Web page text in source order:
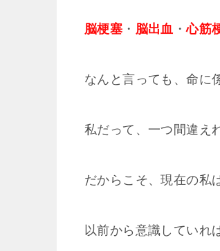
脳梗塞 ・ 脳出血 ・心筋
なんと言っても、命に
私だって、一つ間違え
だからこそ、現在の私
以前から意識していれ